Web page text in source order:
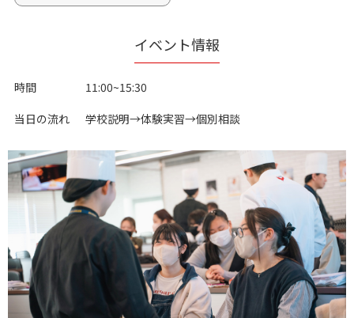
イベント情報
時間
11:00~15:30
当日の流れ
学校説明→体験実習→個別相談